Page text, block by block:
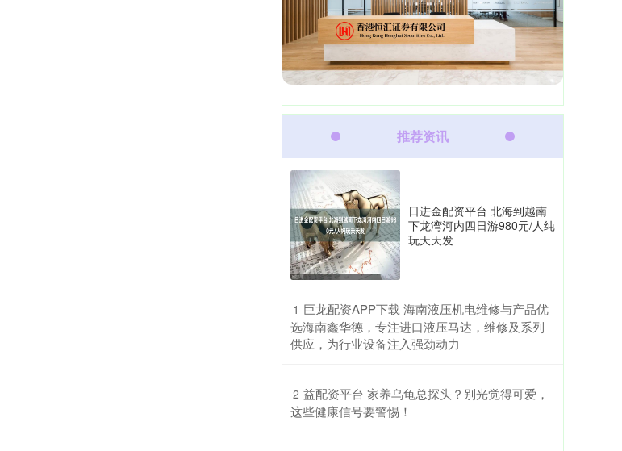
推荐资讯
日进金配资平台 北海到越南
下龙湾河内四日游980元/人纯
玩天天发
1 ​巨龙配资APP下载 海南液压机电维修与产品优
选海南鑫华德，专注进口液压马达，维修及系列
供应，为行业设备注入强劲动力
2 ​益配资平台 家养乌龟总探头？别光觉得可爱，
这些健康信号要警惕！